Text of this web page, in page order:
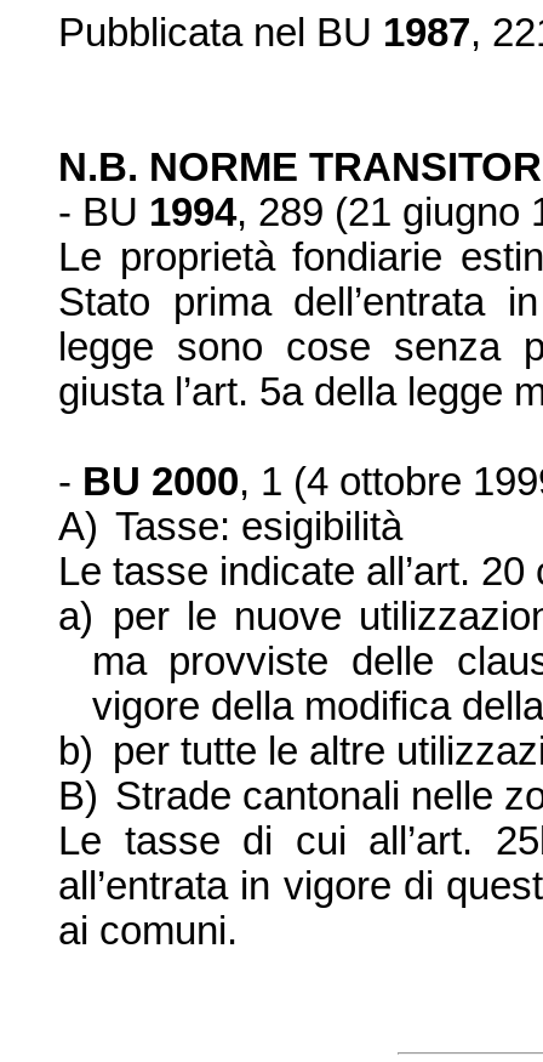
Pubblicata nel BU 1987,
N.B. NORME
- BU 1994, 289 (21 giugno
Le proprietà fondiarie
Stato prima dell’entrata
legge sono cose senza
giusta l’art. 5a della legge
- BU 2000, 1 (4 ottobre
A) Tasse: esigibilità
Le tasse indicate all’art.
a) per le nuove
ma provviste delle
vigore della modifica
b) per tutte le altre
B) Strade cantonali nelle
Le tasse di cui all’art.
all’entrata in vigore di
ai comuni.